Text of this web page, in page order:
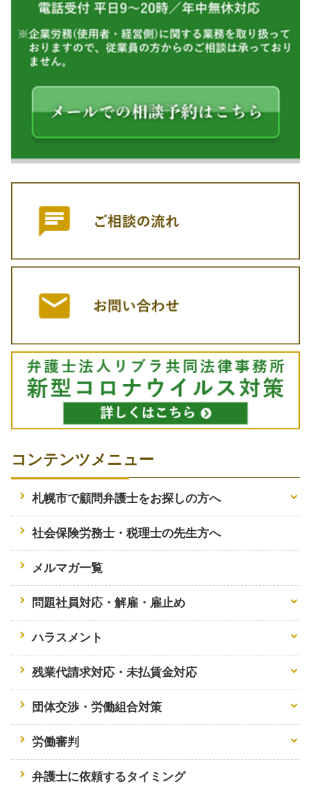
コンテンツメニュー
札幌市で顧問弁護士をお探しの方へ
社会保険労務士・税理士の先生方へ
メルマガ一覧
問題社員対応・解雇・雇止め
ハラスメント
残業代請求対応・未払賃金対応
団体交渉・労働組合対策
労働審判
弁護士に依頼するタイミング